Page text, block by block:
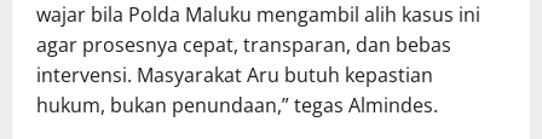
wajar bila Polda Maluku mengambil alih kasus ini
agar prosesnya cepat, transparan, dan bebas
intervensi. Masyarakat Aru butuh kepastian
hukum, bukan penundaan,” tegas Almindes.